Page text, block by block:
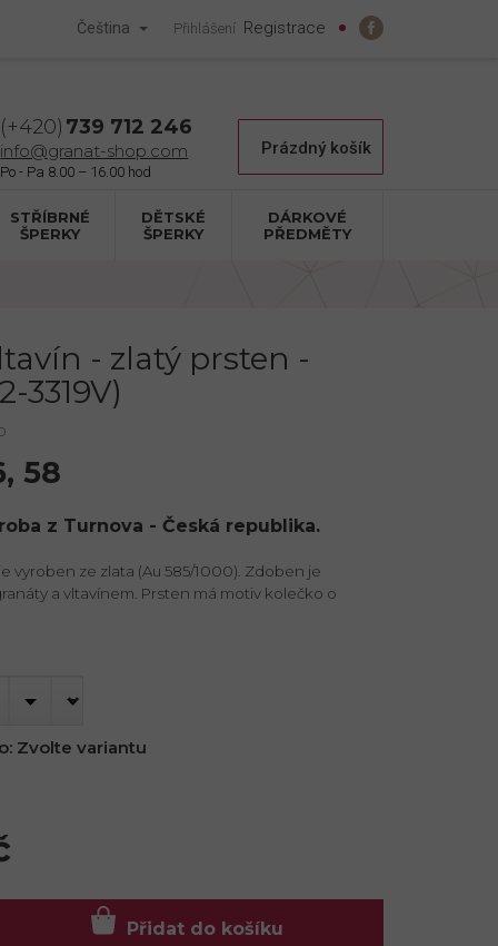
Čeština Přihlášení Registrace
739 712 246
info@granat-shop.com Nákupní
Prázdný košík
STŘÍBRNÉ
ŠPERKY
DĚTSKÉ
ŠPERKY
DÁRKOVÉ
PŘEDMĚTY
- zlatý prsten -
3319V)
Zvolte variantu
Přidat do košíku
58
z Turnova - Česká republika.
vyroben ze zlata (Au 585/1000). Zdoben je
a vltavínem. Prsten má motiv kolečko o